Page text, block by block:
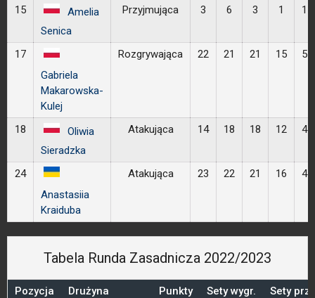
15
Amelia
Senica
Przyjmująca 3 6 3 1 1
17
Gabriela
Makarowska-
Kulej
Rozgrywająca 22 21 21 15 5
18
Oliwia
Sieradzka
Atakująca 14 18 18 12 4
24
Anastasiia
Kraiduba
Atakująca 23 22 21 16 4
Tabela Runda Zasadnicza 2022/2023
Pozycja Drużyna Punkty Sety wygr.
Sety